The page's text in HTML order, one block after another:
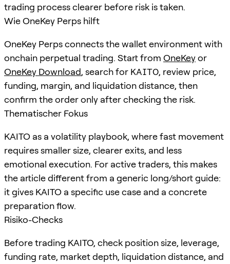
trading process clearer before risk is taken.
Wie OneKey Perps hilft
OneKey Perps connects the wallet environment with
onchain perpetual trading. Start from OneKeyor
OneKey Download, search for KAITO, review price,
funding, margin, and liquidation distance, then
confirm the order only after checking the risk.
Thematischer Fokus
KAITO as a volatility playbook, where fast movement
requires smaller size, clearer exits, and less
emotional execution. For active traders, this makes
the article different from a generic long/short guide:
it gives KAITO a specific use case and a concrete
preparation flow.
Risiko-Checks
Before trading KAITO, check position size, leverage,
funding rate, market depth, liquidation distance, and